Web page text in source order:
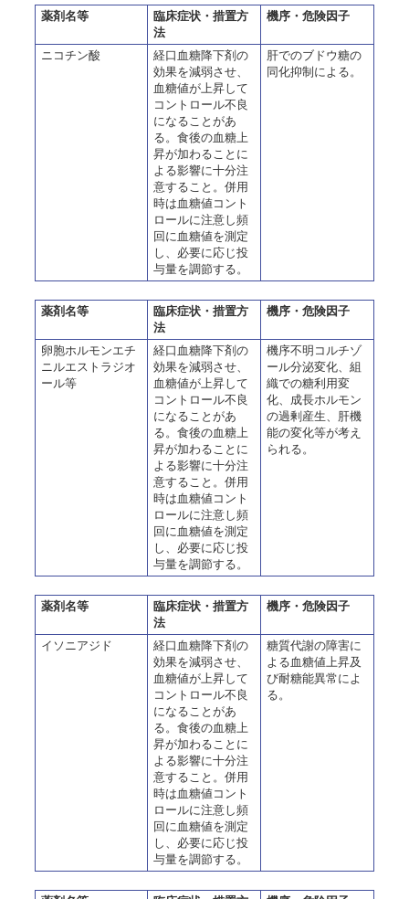
薬剤名等
臨床症状・措置方
法
機序・危険因子
ニコチン酸
経口血糖降下剤の
効果を減弱させ、
血糖値が上昇して
コントロール不良
になることがあ
る。食後の血糖上
昇が加わることに
よる影響に十分注
意すること。併用
時は血糖値コント
ロールに注意し頻
回に血糖値を測定
し、必要に応じ投
与量を調節する。
肝でのブドウ糖の
同化抑制による。
薬剤名等
臨床症状・措置方
法
機序・危険因子
卵胞ホルモンエチ
ニルエストラジオ
ール等
経口血糖降下剤の
効果を減弱させ、
血糖値が上昇して
コントロール不良
になることがあ
る。食後の血糖上
昇が加わることに
よる影響に十分注
意すること。併用
時は血糖値コント
ロールに注意し頻
回に血糖値を測定
し、必要に応じ投
与量を調節する。
機序不明コルチゾ
ール分泌変化、組
織での糖利用変
化、成長ホルモン
の過剰産生、肝機
能の変化等が考え
られる。
薬剤名等
臨床症状・措置方
法
機序・危険因子
イソニアジド
経口血糖降下剤の
効果を減弱させ、
血糖値が上昇して
コントロール不良
になることがあ
る。食後の血糖上
昇が加わることに
よる影響に十分注
意すること。併用
時は血糖値コント
ロールに注意し頻
回に血糖値を測定
し、必要に応じ投
与量を調節する。
糖質代謝の障害に
よる血糖値上昇及
び耐糖能異常によ
る。